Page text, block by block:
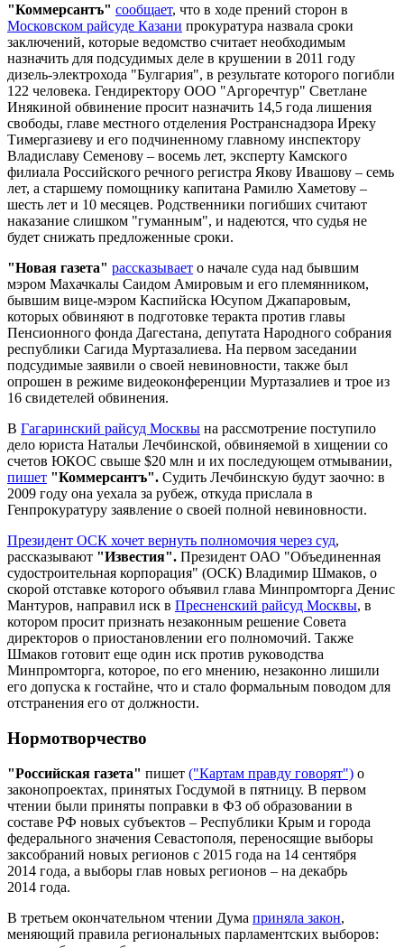
"Коммерсантъ" сообщает, что в ходе прений сторон в
Московском райсуде Казани прокуратура назвала сроки
заключений, которые ведомство считает необходимым
назначить для подсудимых деле в крушении в 2011 году
дизель-электрохода "Булгария", в результате которого погибли
122 человека. Гендиректору ООО "Аргоречтур" Светлане
Инякиной обвинение просит назначить 14,5 года лишения
свободы, главе местного отделения Ространснадзора Иреку
Тимергазиеву и его подчиненному главному инспектору
Владиславу Семенову – восемь лет, эксперту Камского
филиала Российского речного регистра Якову Ивашову – семь
лет, а старшему помощнику капитана Рамилю Хаметову –
шесть лет и 10 месяцев. Родственники погибших считают
наказание слишком "гуманным", и надеются, что судья не
будет снижать предложенные сроки.
"Новая газета" рассказывает о начале суда над бывшим
мэром Махачкалы Саидом Амировым и его племянником,
бывшим вице-мэром Каспийска Юсупом Джапаровым,
которых обвиняют в подготовке теракта против главы
Пенсионного фонда Дагестана, депутата Народного собрания
республики Сагида Муртазалиева. На первом заседании
подсудимые заявили о своей невиновности, также был
опрошен в режиме видеоконференции Муртазалиев и трое из
16 свидетелей обвинения.
В Гагаринский райсуд Москвы на рассмотрение поступило
дело юриста Натальи Лечбинской, обвиняемой в хищении со
счетов ЮКОС свыше $20 млн и их последующем отмывании,
пишет "Коммерсантъ". Судить Лечбинскую будут заочно: в
2009 году она уехала за рубеж, откуда прислала в
Генпрокуратуру заявление о своей полной невиновности.
Президент ОСК хочет вернуть полномочия через суд,
рассказывают "Известия". Президент ОАО "Объединенная
судостроительная корпорация" (ОСК) Владимир Шмаков, о
скорой отставке которого объявил глава Минпромторга Денис
Мантуров, направил иск в Пресненский райсуд Москвы, в
котором просит признать незаконным решение Совета
директоров о приостановлении его полномочий. Также
Шмаков готовит еще один иск против руководства
Минпромторга, которое, по его мнению, незаконно лишили
его допуска к гостайне, что и стало формальным поводом для
отстранения его от должности.
Нормотворчество
"Российская газета" пишет ("Картам правду говорят") о
законопроектах, принятых Госдумой в пятницу. В первом
чтении были приняты поправки в ФЗ об образовании в
составе РФ новых субъектов – Республики Крым и города
федерального значения Севастополя, переносящие выборы
заксобраний новых регионов с 2015 года на 14 сентября
2014 года, а выборы глав новых регионов – на декабрь
2014 года.
В третьем окончательном чтении Дума приняла закон,
меняющий правила региональных парламентских выборов: